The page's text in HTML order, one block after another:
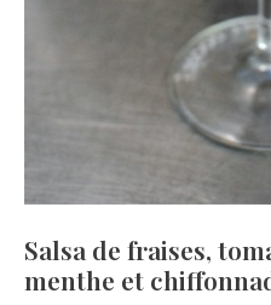
Salsa de fraises,
menthe et